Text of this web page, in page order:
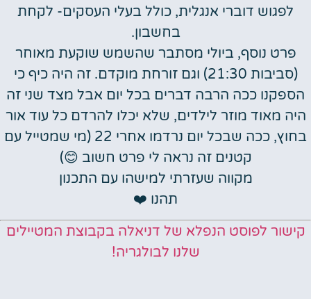
לפגוש דוברי אנגלית, כולל בעלי העסקים- לקחת
בחשבון.
פרט נוסף, ביולי מסתבר שהשמש שוקעת מאוחר
(סביבות 21:30) וגם זורחת מוקדם. זה היה כיף כי
הספקנו ככה הרבה דברים בכל יום אבל מצד שני זה
היה מאוד מוזר לילדים, שלא יכלו להרדם כל עוד אור
בחוץ, ככה שבכל יום נרדמו אחרי 22 (מי שמטייל עם
קטנים זה נראה לי פרט חשוב 😊)
מקווה שעזרתי למישהו עם התכנון
תהנו ❤️
קישור לפוסט הנפלא של דניאלה בקבוצת המטיילים
שלנו לבולגריה!